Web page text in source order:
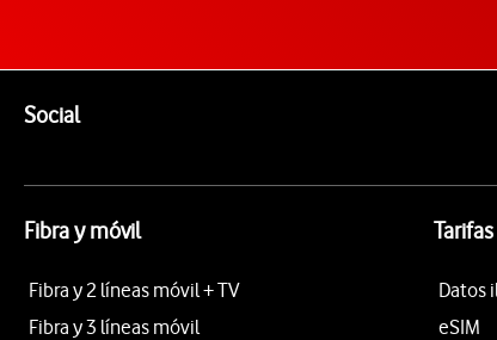
SocialEnlaces a las redes sociales de Vodafone
Fibra y móvil
Fibra y 2 líneas móvil + TV
Fibra y 3 líneas móvil
Datos
eSIM